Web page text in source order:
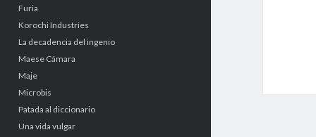
Furia
Korochi Industries
La decadencia del ingenio
Maese Cámara
Maje
Microbis
Patada al diccionario
Una vida vulgar